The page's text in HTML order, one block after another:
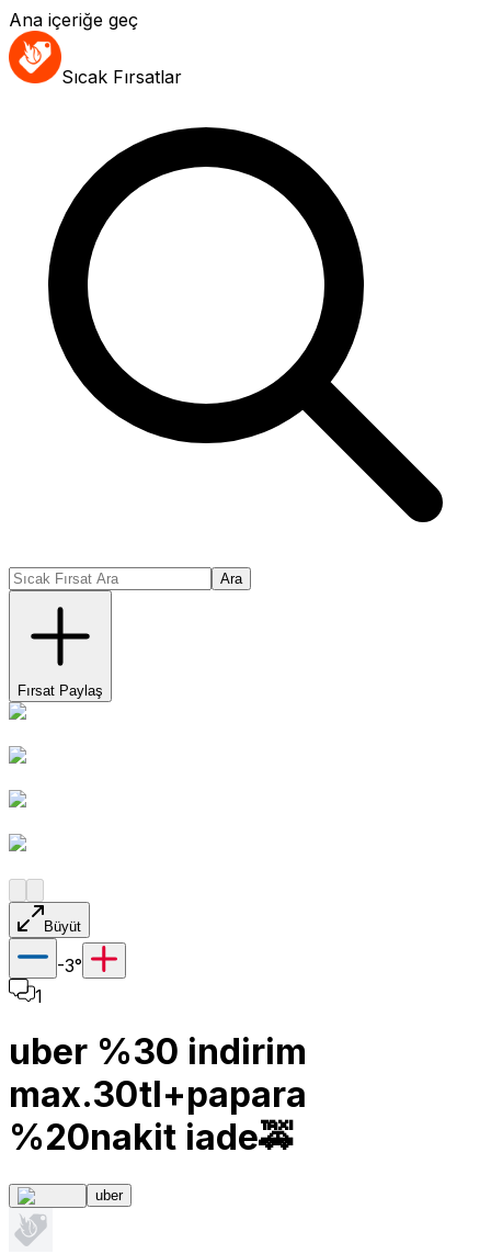
Ana içeriğe geç
Sıcak Fırsatlar
Ara
Fırsat Paylaş
Büyüt
-3°
1
uber %30 indirim
max.30tl+papara
%20nakit iade🚕
uber